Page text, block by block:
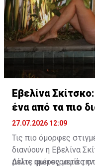
Εβελίνα
ένα από τα πιο
πλανήτη
27.07.2026 12:09
Τις πιο όμορφες
διανύουν η Εβελίνα
μόλις ημέρες μετά
Δείτε φωτογραφίες